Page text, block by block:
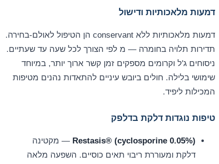
דמעות מלאכותיות ודישול
דמעות מלאכותיות ללא conservant הן הטיפול לאולם-בחירה.
תדירות תלויה בחומרה — מ לפי הצורך לכל שעה עד שעתיים.
ניסוחים ג'ל וקרומים מספקים זמן קשר ארוך יותר, במיוחד
שימושי בלילה. חולים ביובש עיניים להתאדות נהנים מטיפות
המכילות ליפיד.
טיפות נוגדות דלקת בדלפק
Restasis® (cyclosporine 0.05%) — מקטינה
דלקת ומעוררת ריבוי תאים כוסיים. השפעה מלאה